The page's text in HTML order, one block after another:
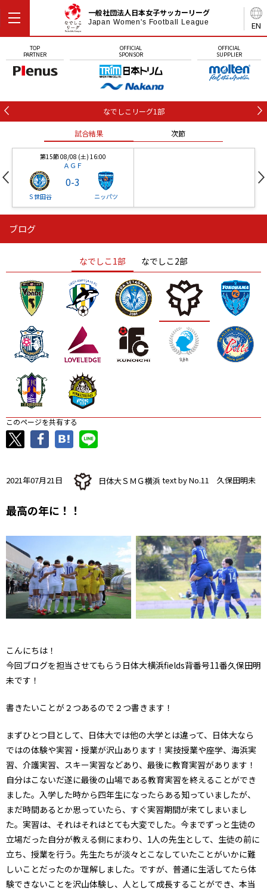
EN
一般社団法人日本女子サッカーリーグ
Japan Women's Football League
TOP
PARTNER
OFFICIAL
SPONSOR
OFFICIAL
SUPPLIER
なでしこリーグ1部
試合結果 次節
第15節 08/08 (土) 16:00
ＡＧＦ
Ｓ世田谷
0-3
ニッパツ
ニッパツ
ニッパツ 名古屋
石人の星
静岡 愛媛Ｌ
ブログ
なでしこ1部 なでしこ2部
このページを共有する
2021年07月21日 日体大ＳＭＧ横浜 text by No.11 久保田明未
最高の年に！！
こんにちは！
今回ブログを担当させてもらう日体大横浜fields背番号11番久保田明
未です！
書きたいことが２つあるので２つ書きます！
まずひとつ目として、日体大では他の大学とは違って、日体大なら
ではの体験や実習・授業が沢山あります！実技授業や座学、海浜実
習、介護実習、スキー実習などあり、最後に教育実習があります！
自分はこないだ遂に最後の山場である教育実習を終えることができ
ました。入学した時から四年生になったらある知っていましたが、
まだ時間あるとか思っていたら、すぐ実習期間が来てしまいまし
た。実習は、それはそれはとても大変でした。今までずっと生徒の
立場だった自分が教える側にまわり、1人の先生として、生徒の前に
立ち、授業を行う。先生たちが淡々とこなしていたことがいかに難
しいことだったのか理解しました。ですが、普通に生活してたら体
験できないことを沢山体験し、人として成長することができ、本当